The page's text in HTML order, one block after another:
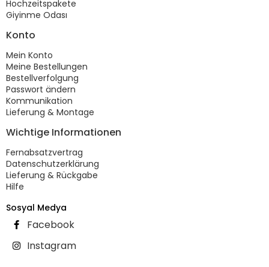
Hochzeitspakete
Giyinme Odası
Konto
Mein Konto
Meine Bestellungen
Bestellverfolgung
Passwort ändern
Kommunikation
Lieferung & Montage
Wichtige Informationen
Fernabsatzvertrag
Datenschutzerklärung
Lieferung & Rückgabe
Hilfe
Sosyal Medya
Facebook
Instagram